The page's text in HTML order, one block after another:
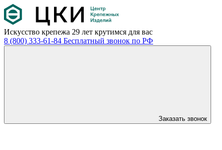
Искусство крепежа 29 лет крутимся для вас
8 (800) 333-61-84 Бесплатный звонок по РФ
Заказать звонок